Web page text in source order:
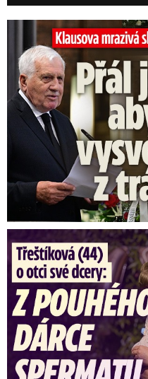
Klausova mrazivá slova na
Třeštíková (44) o otci dcery: